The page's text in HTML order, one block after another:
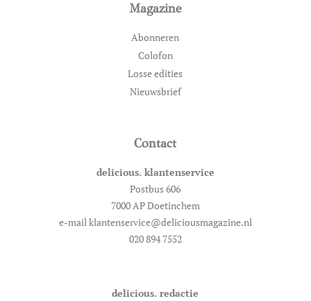
Magazine
Abonneren
Colofon
Losse edities
Nieuwsbrief
Contact
delicious. klantenservice
Postbus 606
7000 AP Doetinchem
e-mail klantenservice@deliciousmagazine.nl
020 894 7552
delicious. redactie